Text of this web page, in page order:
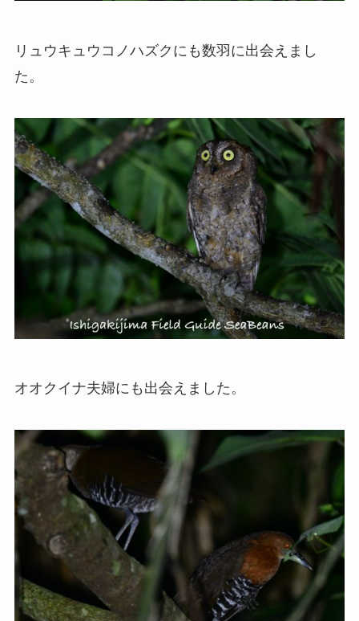
リュウキュウコノハズクにも数羽に出会えまし
た。
オオクイナ夫婦にも出会えました。